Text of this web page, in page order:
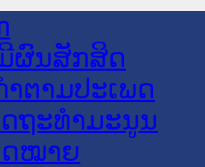
ຜົນສັກສິດ
ຕາມປະເພດ
ຖະທໍາມະນູນ
ໝາຍ